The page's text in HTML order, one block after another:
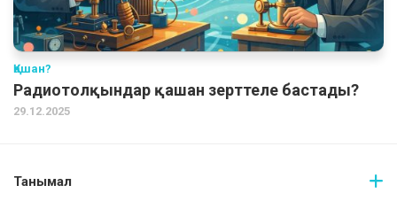
Қашан?
Радиотолқындар қашан зерттеле бастады?
29.12.2025
Танымал